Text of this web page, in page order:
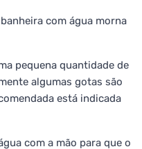
com água morna
pequena quantidade de
algumas gotas são
está indicada
com a mão para que o